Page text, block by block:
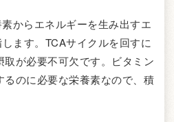
からエネルギーを生み出すエ
ます。TCAサイクルを回すに
が必要不可欠です。ビタミン
のに必要な栄養素なので、積